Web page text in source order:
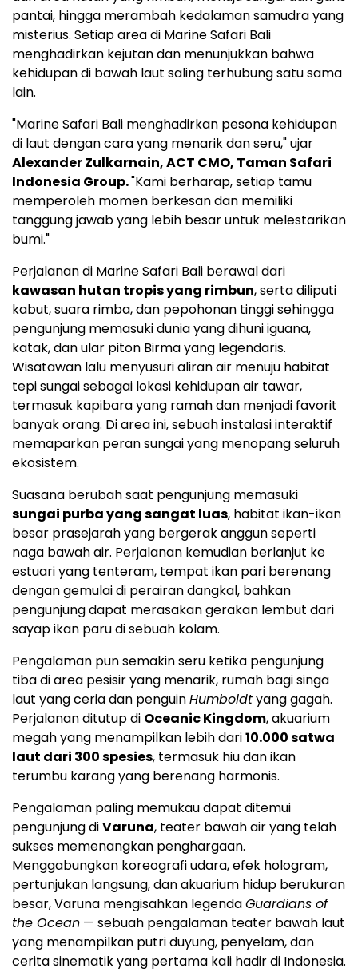
pantai, hingga merambah kedalaman samudra yang
misterius. Setiap area di Marine Safari Bali
menghadirkan kejutan dan menunjukkan bahwa
kehidupan di bawah laut saling terhubung satu sama
lain.
"Marine Safari Bali menghadirkan pesona kehidupan
di laut dengan cara yang menarik dan seru," ujar
Alexander Zulkarnain, ACT CMO, Taman Safari
Indonesia Group."Kami berharap, setiap tamu
memperoleh momen berkesan dan memiliki
tanggung jawab yang lebih besar untuk melestarikan
bumi."
Perjalanan di Marine Safari Bali berawal dari
kawasan hutan tropis yang rimbun, serta diliputi
kabut, suara rimba, dan pepohonan tinggi sehingga
pengunjung memasuki dunia yang dihuni iguana,
katak, dan ular piton Birma yang legendaris.
Wisatawan lalu menyusuri aliran air menuju habitat
tepi sungai sebagai lokasi kehidupan air tawar,
termasuk kapibara yang ramah dan menjadi favorit
banyak orang. Di area ini, sebuah instalasi interaktif
memaparkan peran sungai yang menopang seluruh
ekosistem.
Suasana berubah saat pengunjung memasuki
sungai purba yang sangat luas, habitat ikan-ikan
besar prasejarah yang bergerak anggun seperti
naga bawah air. Perjalanan kemudian berlanjut ke
estuari yang tenteram, tempat ikan pari berenang
dengan gemulai di perairan dangkal, bahkan
pengunjung dapat merasakan gerakan lembut dari
sayap ikan paru di sebuah kolam.
Pengalaman pun semakin seru ketika pengunjung
tiba di area pesisir yang menarik, rumah bagi singa
laut yang ceria dan penguinHumboldtyang gagah.
Perjalanan ditutup di Oceanic Kingdom, akuarium
megah yang menampilkan lebih dari10.000 satwa
laut dari 300 spesies, termasuk hiu dan ikan
terumbu karang yang berenang harmonis.
Pengalaman paling memukau dapat ditemui
pengunjung diVaruna, teater bawah air yang telah
sukses memenangkan penghargaan.
Menggabungkan koreografi udara, efek hologram,
pertunjukan langsung, dan akuarium hidup berukuran
besar, Varuna mengisahkan legendaGuardians of
the Ocean — sebuah pengalaman teater bawah laut
yang menampilkan putri duyung, penyelam, dan
cerita sinematik yang pertama kali hadir di Indonesia.